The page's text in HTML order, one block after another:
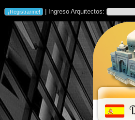
| Ingreso Arquitectos: